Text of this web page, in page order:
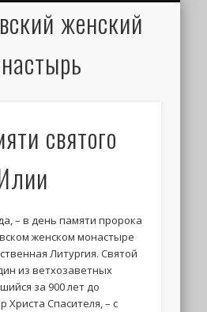
святого
– в день памяти пророка
женском монастыре
Литургия. Святой
из ветхозаветных
за 900 лет до
Христа Спасителя, – с